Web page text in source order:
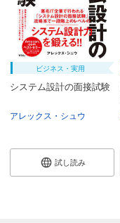
ビジネス・実用
システム設計の面接試験
アレックス・シュウ
試し読み